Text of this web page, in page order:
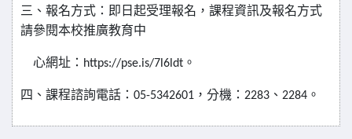
三、報名方式：即日起受理報名，課程資訊及報名方式
請參閱本校推廣教育中
心網址： https://pse.is/7l6ldt 。
四、課程諮詢電話： 05-5342601 ，分機： 2283 、 2284 。